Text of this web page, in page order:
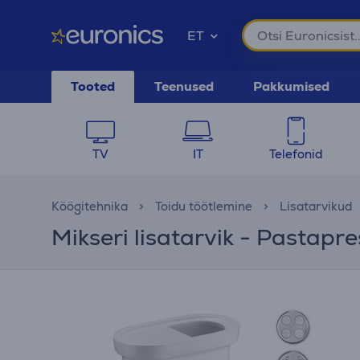
ET
Tooted Teenused Pakkumised
TV IT Telefonid
Köögitehnika Toidu töötlemine Lisatarvikud
Mikseri lisatarvik -